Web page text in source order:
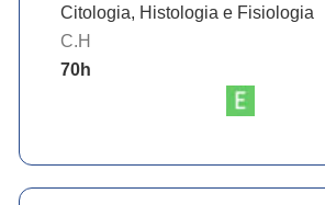
Citologia, Histologia e Fisiologia
C.H
70h